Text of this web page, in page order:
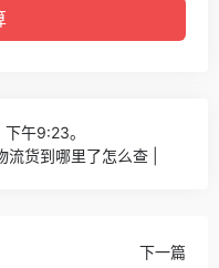
午9:23。
货到哪里了怎么查 |
下一篇